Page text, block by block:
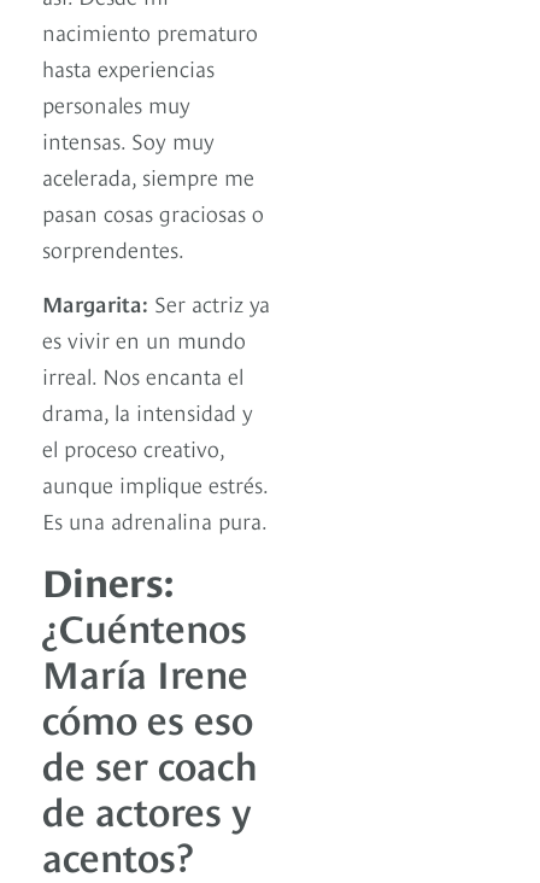
nacimiento prematuro
hasta experiencias
personales muy
intensas. Soy muy
acelerada, siempre me
pasan cosas graciosas o
sorprendentes.
Margarita: Ser actriz ya
es vivir en un mundo
irreal. Nos encanta el
drama, la intensidad y
el proceso creativo,
aunque implique estrés.
Es una adrenalina pura.
Diners:
¿Cuéntenos
María Irene
cómo es eso
de ser coach
de actores y
acentos?